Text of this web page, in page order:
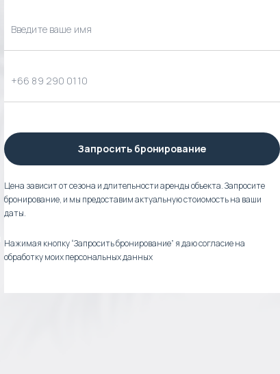
Запросить бронирование
Цена зависит от сезона и длительности аренды объекта. Запросите
бронирование, и мы предоставим актуальную стоиомость на ваши
даты.
Нажимая кнопку “Запросить бронирование” я даю согласие на
обработку моих персональных данных